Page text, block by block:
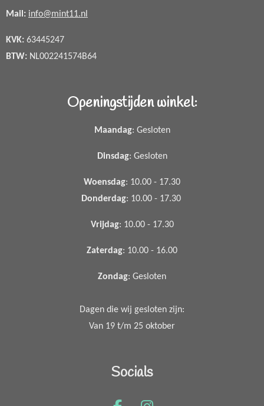
Mail: info@mint11.nl
KVK: 63445247
BTW: NL002241574B64
Openingstijden winkel:
Maandag: Gesloten
Dinsdag: Gesloten
Woensdag: 10.00 - 17.30
Donderdag: 10.00 - 17.30
Vrijdag: 10.00 - 17.30
Zaterdag: 10.00 - 16.00
Zondag: Gesloten
Dagen die wij gesloten zijn:
Van 19 t/m 25 oktober
Socials